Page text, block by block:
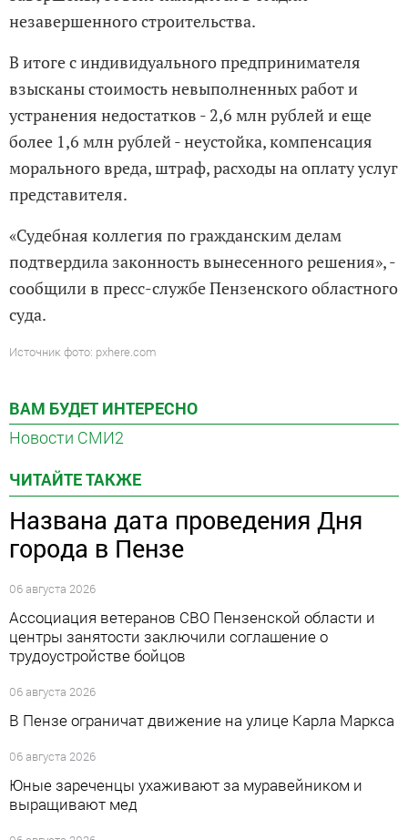
незавершенного строительства.
В итоге с индивидуального предпринимателя
взысканы стоимость невыполненных работ и
устранения недостатков - 2,6 млн рублей и еще
более 1,6 млн рублей - неустойка, компенсация
морального вреда, штраф, расходы на оплату услуг
представителя.
«Судебная коллегия по гражданским делам
подтвердила законность вынесенного решения», -
сообщили в пресс-службе Пензенского областного
суда.
Источник фото: pxhere.com
ВАМ БУДЕТ ИНТЕРЕСНО
Новости СМИ2
ЧИТАЙТЕ ТАКЖЕ
Названа дата проведения Дня
города в Пензе
06 августа 2026
Ассоциация ветеранов СВО Пензенской области и
центры занятости заключили соглашение о
трудоустройстве бойцов
06 августа 2026
В Пензе ограничат движение на улице Карла Маркса
06 августа 2026
Юные зареченцы ухаживают за муравейником и
выращивают мед